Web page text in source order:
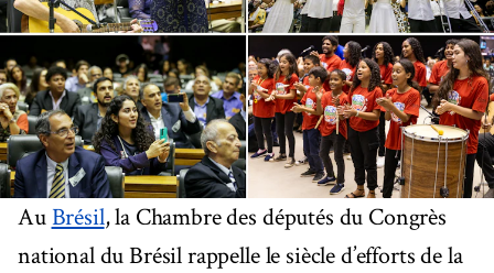
AuBrésil, la Chambre des députés du Congrès
national du Brésil rappelle le siècle d’efforts de la